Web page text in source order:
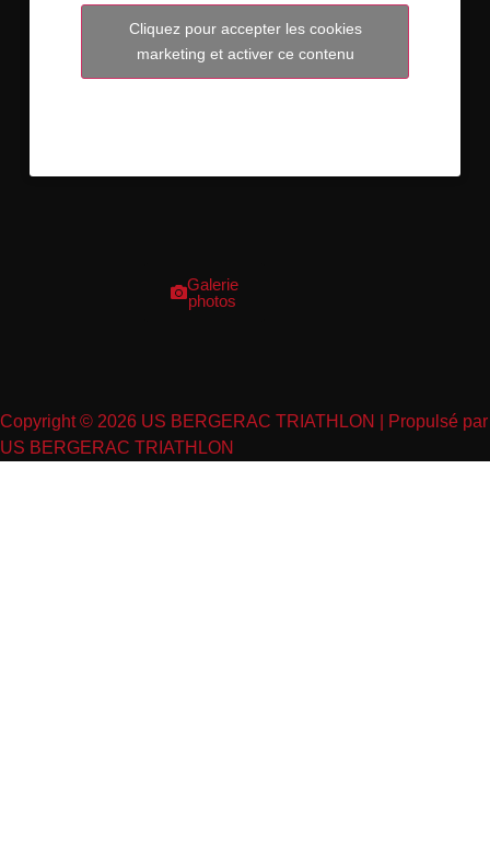
Galerie
photos
Cliquez pour accepter les cookies
marketing et activer ce contenu
Copyright © 2026 US BERGERAC TRIATHLON | Propulsé par
US BERGERAC TRIATHLON